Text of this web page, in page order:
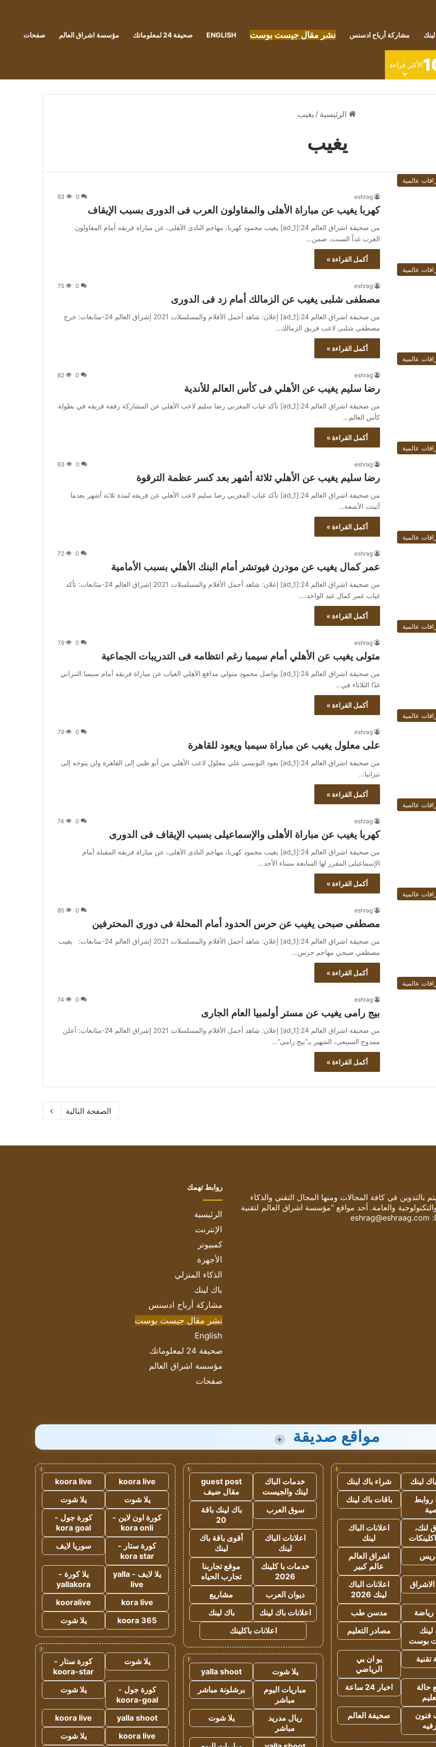
مشاركة أرباح ادسنس نشر مقال جيست بوست ENGLISH صحيفة 24 لمعلوماتك مؤسسة اشراق العالم صفحات
الأكثر قراءة
الرئيسية / يغيب
يغيب
عالمية
eshrag
0
93
كهربا يغيب عن مباراة الأهلى والمقاولون العرب فى الدورى بسبب الإيقاف
من صحيفة اشراق العالم 24:[ad_1] يغيب محمود كهربا، مهاجم النادى الأهلى، عن مباراة فريقه أمام المقاولون
العرب غداً السبت، ضمن…
أكمل القراءة »
عالمية
eshrag
0
75
مصطفى شلبى يغيب عن الزمالك أمام زد فى الدورى
من صحيفة اشراق العالم 24:[ad_1] إعلان: شاهد أجمل الأفلام والمسلسلات 2021 إشراق العالم 24-متابعات: خرج
مصطفى شلبى لاعب فريق الزمالك…
أكمل القراءة »
عالمية
eshrag
0
82
رضا سليم يغيب عن الأهلي فى كأس العالم للأندية
من صحيفة اشراق العالم 24:[ad_1] تأكد غياب المغربي رضا سليم لاعب الأهلي عن المشاركة رفقة فريقه في بطولة
كأس العالم…
أكمل القراءة »
عالمية
eshrag
0
63
رضا سليم يغيب عن الأهلي ثلاثة أشهر بعد كسر عظمة الترقوة
من صحيفة اشراق العالم 24:[ad_1] تأكد غياب المغربي رضا سليم لاعب الأهلي عن فريقه لمدة ثلاثة أشهر بعدما
أثبتت الأشعة…
أكمل القراءة »
عالمية
eshrag
0
72
عمر كمال يغيب عن مودرن فيوتشر أمام البنك الأهلي بسبب الأمامية
من صحيفة اشراق العالم 24:[ad_1] إعلان: شاهد أجمل الأفلام والمسلسلات 2021 إشراق العالم 24-متابعات: تأكد
غياب عمر كمال عبد الواحد،…
أكمل القراءة »
عالمية
eshrag
0
79
متولى يغيب عن الأهلي أمام سيمبا رغم انتظامه فى التدريبات الجماعية
من صحيفة اشراق العالم 24:[ad_1] يواصل محمود متولي مدافع الأهلي الغياب عن مباراة فريقه أمام سيمبا التنزاني
غدًا الثلاثاء في…
أكمل القراءة »
عالمية
eshrag
0
79
على معلول يغيب عن مباراة سيمبا ويعود للقاهرة
من صحيفة اشراق العالم 24:[ad_1] يعود التونسي علي معلول لاعب الأهلي من أبو ظبي إلى القاهرة ولن يتوجه إلى
تنزانيا…
أكمل القراءة »
عالمية
eshrag
0
74
كهربا يغيب عن مباراة الأهلى والإسماعيلى بسبب الإيقاف فى الدورى
من صحيفة اشراق العالم 24:[ad_1] يغيب محمود كهربا، مهاجم النادى الأهلى، عن مباراة فريقه المقبلة أمام
الإسماعيلى المقرر لها السابعة مساء الأحد…
أكمل القراءة »
عالمية
eshrag
0
85
مصطفى صبحى يغيب عن حرس الحدود أمام المحلة فى دورى المحترفين
من صحيفة اشراق العالم 24:[ad_1] إعلان: شاهد أجمل الأفلام والمسلسلات 2021 إشراق العالم 24-متابعات: يغيب
مصطفي صبحي مهاجم حرس…
أكمل القراءة »
عالمية
eshrag
0
74
بيج رامى يغيب عن مستر أولمبيا العام الجارى
من صحيفة اشراق العالم 24:[ad_1] إعلان: شاهد أجمل الأفلام والمسلسلات 2021 إشراق العالم 24-متابعات: أعلن
ممدوح السبيعى، الشهير بـ”بيج رامى”…
أكمل القراءة »
الصفحة التالية
في كافة المجالات ومنها المجال التقني والذكاء
والعامة. أحد مواقع "مؤسسة اشراق العالم لتقنية
eshrag@eshraag.com
روابط تهمك
الرئيسية
الإنترنت
كمبيوتر
الأجهزة
الذكاء المنزلي
باك لينك
مشاركة أرباح ادسنس
نشر مقال جيست بوست
English
صحيفة 24 لمعلوماتك
مؤسسة اشراق العالم
صفحات
مواقع صديقة +
!
لينك
شراء باك لينك
روابط
باقات باك لينك
لنك،
اعلانات الباك
لينك
اشراق العالم
عالم كبير
اعلانات الباك
لينك 2026
رياضة
مدسن طب
لينك
بوست
مصادر التعليم
تقنية
يو ان بي
الرياضي
حالة
اخبار 24 ساعة
فنون
صحيفة العالم
!
خدمات الباك
لينك والجيست
guest post
مقال ضيف
سوق العرب
باك لينك باقة
20
اعلانات الباك
لينك
أقوى باقة باك
لينك
خدمات با كلينك
2026
موقع تجاربنا
تجارب الحياه
ديوان العرب
مشاريع
اعلانات باك لينك
باك لينك
اعلانات باكلينك
!
يلا شوت
yalla shoot
مباريات اليوم
مباشر
برشلونة مباشر
ريال مدريد
مباشر
يلا شوت
!
koora live
koora live
يلا شوت
يلا شوت
كورة اون لاين -
kora onli
كورة جول -
kora goal
كورة ستار -
kora star
سوريا لايف
يلا لايف - yalla
live
يلا كورة -
yallakora
kora live
kooralive
koora 365
يلا شوت
!
يلا شوت
كورة ستار -
koora-star
كورة جول -
koora-goal
يلا شوت
yalla shoot
koora live
koora live
يلا شوت